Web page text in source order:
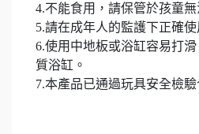
4.不能食用，請保管於孩童無
5.請在成年人的監護下正確使
6.使用中地板或浴缸容易打
質浴缸。
7.本產品已通過玩具安全檢